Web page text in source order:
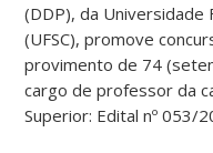
(DDP), da Universidade
(UFSC), promove
provimento de 74
cargo de professor da
Superior: Edital nº 053/